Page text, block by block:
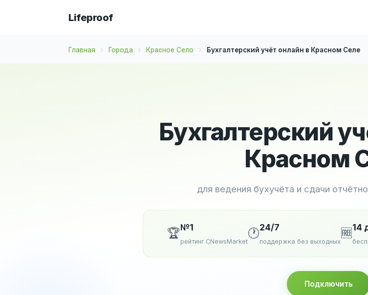
Lifeproof
Главная Города Красное Село Бухгалтерский учёт онлайн в Красном Селе
Бухгалтерский
Красном
для ведения бухучёта и сдачи
🏆№1
рейтинг CNewsMarket
🕐24/7
поддержка без выходных
🆓14
Подключить